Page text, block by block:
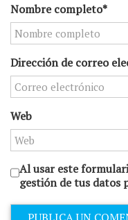
Nombre completo*
Dirección de correo
Web
Al usar este
gestión de tus datos